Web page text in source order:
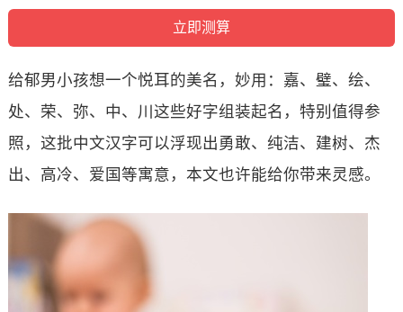
给郁男小孩想一个悦耳的美名，妙用：嘉、璧、绘、
处、荣、弥、中、川这些好字组装起名，特别值得参
照，这批中文汉字可以浮现出勇敢、纯洁、建树、杰
出、高冷、爱国等寓意，本文也许能给你带来灵感。